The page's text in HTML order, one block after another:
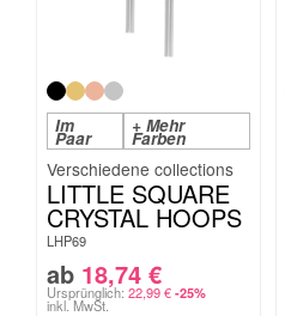
Im
Paar
+ Mehr
Farben
LITTLE SQUARE
CRYSTAL HOOPS
LHP69
ab 18,74 €
Ursprünglich: 22,99€ -25%
inkl. MwSt.